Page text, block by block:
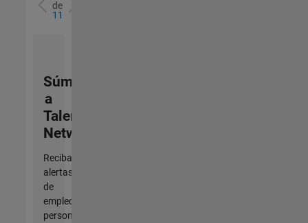
de
11
Súmese
a
Talent
Network
Reciba
alertas
de
empleo
personalizadas,